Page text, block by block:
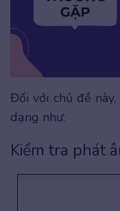
Đối với chủ đề
dạng như:
Kiểm tra phát